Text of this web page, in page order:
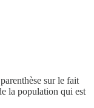
sur le fait
la population qui est